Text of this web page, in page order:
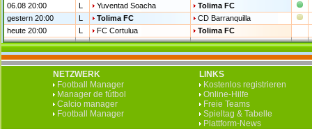
06.08 20:00
L Yuventad Soacha
Tolima FC
gestern 20:00
L Tolima FC
CD Barranquilla
heute 20:00
L FC Cortulua Tolima FC
NETZWERK
Football Manager
Manager de fútbol
Calcio manager
Football Manager
LINKS
Kostenlos registrieren
Online-Hilfe
Freie Teams
Spieltag & Tabelle
Plattform-News